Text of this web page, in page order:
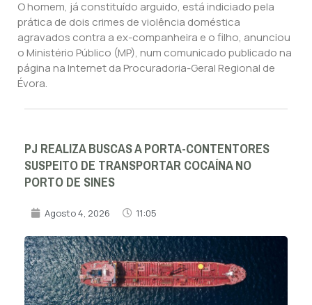
O homem, já constituído arguido, está indiciado pela
prática de dois crimes de violência doméstica
agravados contra a ex-companheira e o filho, anunciou
o Ministério Público (MP), num comunicado publicado na
página na Internet da Procuradoria-Geral Regional de
Évora.
PJ REALIZA BUSCAS A PORTA-CONTENTORES
SUSPEITO DE TRANSPORTAR COCAÍNA NO
PORTO DE SINES
Agosto 4, 2026 11:05